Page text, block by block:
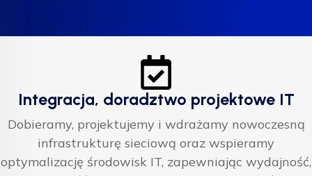
Integracja, doradztwo projektowe IT
Dobieramy, projektujemy i wdrażamy nowoczesną
infrastrukturę sieciową oraz wspieramy
optymalizację środowisk IT, zapewniając wydajność,